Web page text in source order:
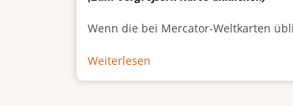
Wenn die bei Mercator-Weltkarten
Weiterlesen
Afrikas